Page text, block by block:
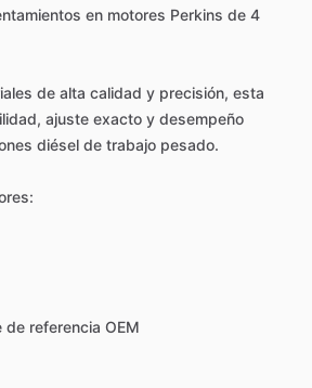
en motores Perkins de 4
de alta calidad y precisión, esta
ajuste exacto y desempeño
diésel de trabajo pesado.
de referencia OEM